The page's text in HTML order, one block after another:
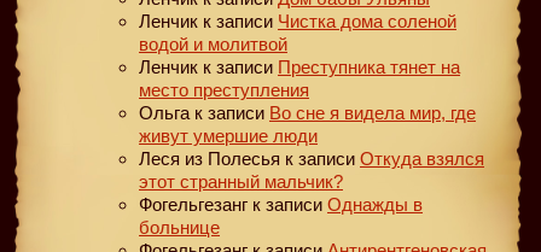
Ленчик к записи Чистка дома соленой
водой и молитвой
Ленчик к записи Преступника тянет на
место преступления
Ольга к записи Во сне я видела мир, где
живут умершие люди
Леся из Полесья к записи Откуда взялся
этот странный мальчик?
Фогельгезанг к записи Однажды в
больнице